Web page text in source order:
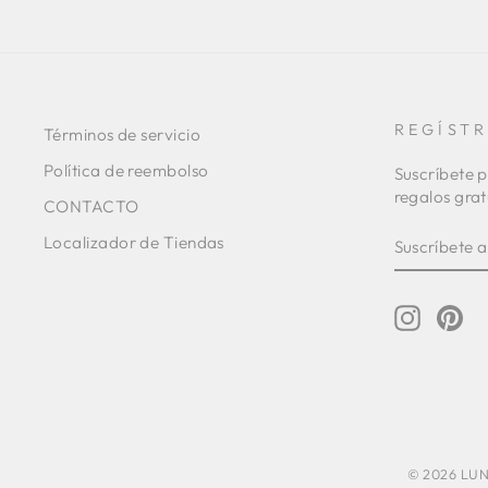
Términos de servicio
Política de reembolso
CONTACTO
Localizador de Tiendas
Suscríbete
regalos
A
NUESTRA
DE
CORREO
Instagram
© 2026